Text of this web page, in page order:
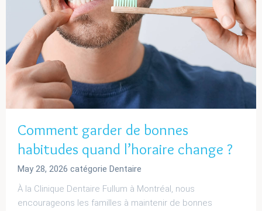
Comment garder de bonnes
habitudes quand l’horaire change ?
May 28, 2026 catégorie Dentaire
À la Clinique Dentaire Fullum à Montréal, nous
encourageons les familles à maintenir de bonnes